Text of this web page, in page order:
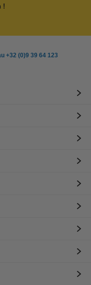
!
+32 (0)9 39 64 123